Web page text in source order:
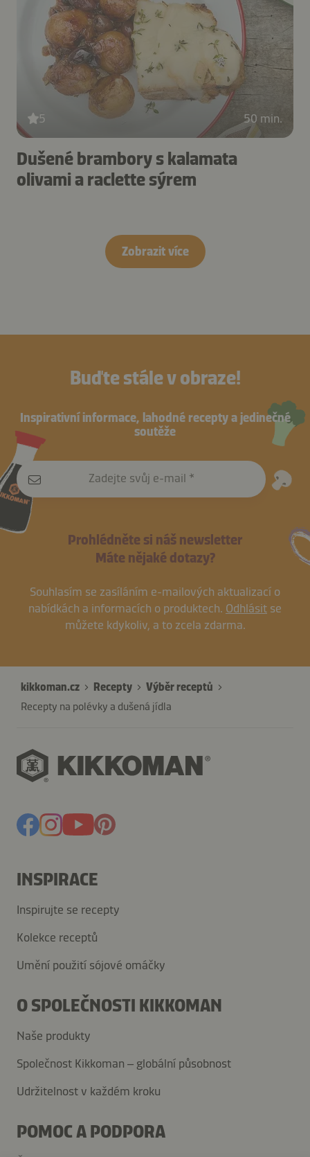
5 50 min.
Dušené brambory s kalamata
olivami a raclette sýrem
Zobrazit více
Buďte stále v obraze!
Inspirativní informace, lahodné recepty a jedinečné
soutěže
Zadejte svůj e-mail
Prohlédněte si náš newsletter
Máte nějaké dotazy?
Souhlasím se zasíláním e-mailových aktualizací o
nabídkách a informacích o produktech. Odhlásit se
můžete kdykoliv, a to zcela zdarma.
kikkoman.cz Recepty
Výběr receptů
Recepty na polévky a dušená jídla
INSPIRACE
Inspirujte se recepty
Kolekce receptů
Umění použití sójové omáčky
O SPOLEČNOSTI KIKKOMAN
Naše produkty
Společnost Kikkoman – globální působnost
Udržitelnost v každém kroku
POMOC A PODPORA